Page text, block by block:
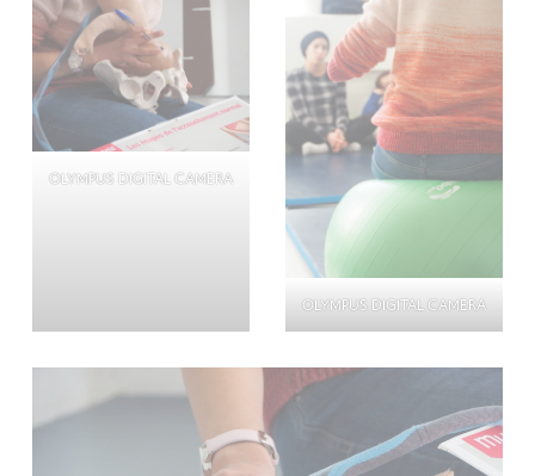
OLYMPUS DIGITAL CAMERA
OLYMPUS DIGITAL CAMERA